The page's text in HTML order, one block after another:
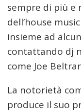
sempre di più e
dell’house
insieme ad
contattando dj
come Joe
La notorietà
produce il suo